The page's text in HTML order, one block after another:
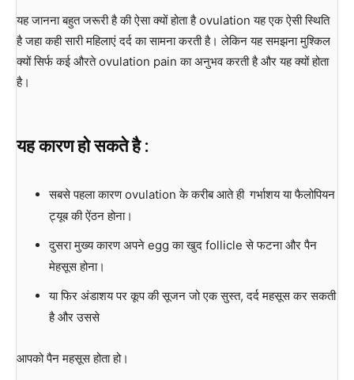
यह जानना बहुत जरूरी है की ऐसा क्यों होता है ovulation यह एक ऐसी स्थिति
है जहा कही सारी महिलाएं दर्द का सामना करती है। लेकिन यह समझना मुश्किल
क्यों सिर्फ कई औरते ovulation pain का अनुभव करती है और यह क्यों होता
है।
यह कारण हो सकते है :
सबसे पहला कारण ovulation के करीब आते ही गर्भाशय या फैलोपियन
ट्यूब की ऐंठन होना।
दुसरा मुख्य कारण अपने egg का खुद follicle से फटना और पैन
मेहसूस होना।
या फिर अंडाशय पर कूप की सूजन जो एक सुस्त, दर्द महसूस कर सकती
है और उससे
आपको पैन महसूस होता हो।